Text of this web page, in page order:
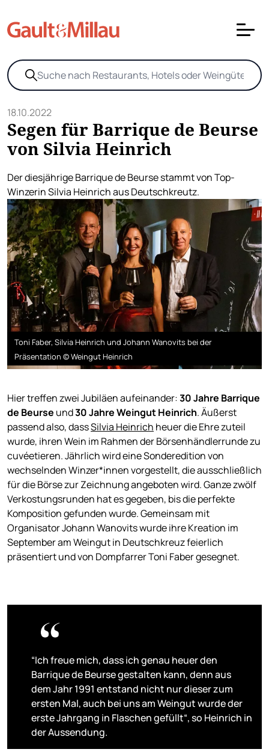
18.10.2022
Segen für Barrique de Beurse
von Silvia Heinrich
Der diesjährige Barrique de Beurse stammt von Top-
Winzerin Silvia Heinrich aus Deutschkreutz.
Toni Faber, Silvia Heinrich und Johann Wanovits bei der
Präsentation © Weingut Heinrich
Hier treffen zwei Jubiläen aufeinander:30 Jahre Barrique
de Beurse und30 Jahre Weingut Heinrich. Äußerst
passend also, dassSilvia Heinrich heuer die Ehre zuteil
wurde, ihren Wein im Rahmen der Börsenhändlerrunde zu
cuvéetieren. Jährlich wird eine Sonderedition von
wechselnden Winzer*innen vorgestellt, die ausschließlich
für die Börse zur Zeichnung angeboten wird. Ganze zwölf
Verkostungsrunden hat es gegeben, bis die perfekte
Komposition gefunden wurde. Gemeinsam mit
Organisator Johann Wanovits wurde ihre Kreation im
September am Weingut in Deutschkreuz feierlich
präsentiert und von Dompfarrer Toni Faber gesegnet.
“Ich freue mich, dass ich genau heuer den
Barrique de Beurse gestalten kann, denn aus
dem Jahr 1991 entstand nicht nur dieser zum
ersten Mal, auch bei uns am Weingut wurde der
erste Jahrgang in Flaschen gefüllt“, so Heinrich in
der Aussendung.